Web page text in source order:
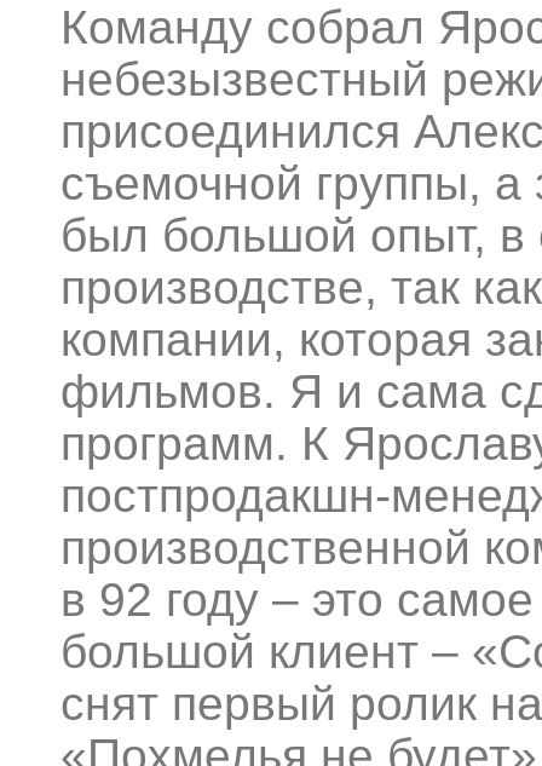
Команду собрал
небезызвестный
присоединился
съемочной группы,
был большой опыт,
производстве, так
компании, которая
фильмов. Я и сама
программ. К
постпродакшн-
производственной
в 92 году – это
большой клиент –
снят первый ролик